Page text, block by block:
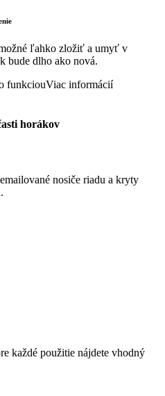
ľahko zložiť a umyť v
bude dlho ako nová.
funkciouViac informácií
horákov
nosiče riadu a kryty
každé použitie nájdete vhodný